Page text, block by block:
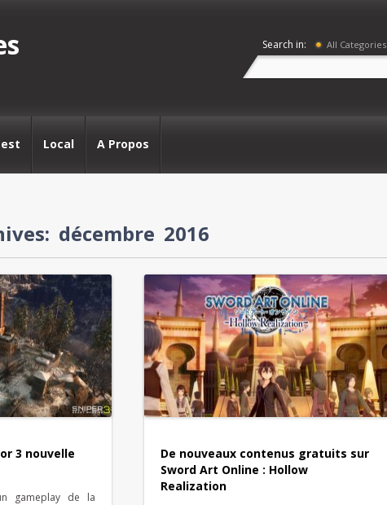
Search in: All Categories
Local A Propos
décembre 2016
3 nouvelle
gameplay de la
De nouveaux contenus gratuits sur
Sword Art Online : Hollow
Realization